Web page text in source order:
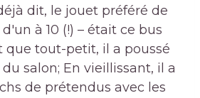
dit, le jouet préféré de
à 10 (!) – était ce bus
que tout-petit, il a poussé
salon; En vieillissant, il a
de prétendus avec les